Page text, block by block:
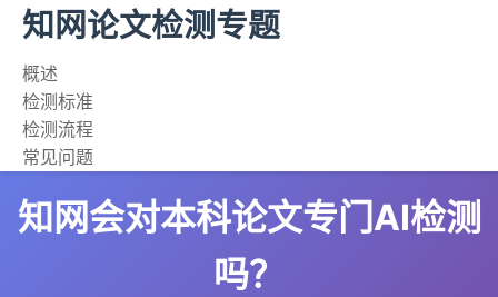
知网论文检测专题
概述
检测标准
检测流程
常见问题
知网会对本科论文专门AI检测
吗？